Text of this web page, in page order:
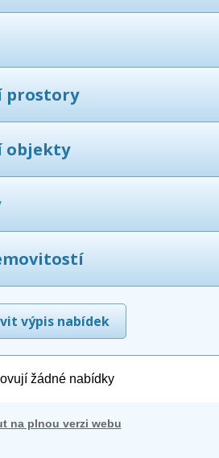
prostory
objekty
výpis nabídek
žádné nabídky
na plnou verzi webu